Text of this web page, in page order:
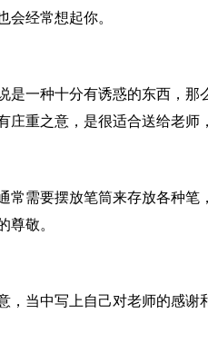
会经常想起你。
是一种十分有诱惑的东西，
庄重之意，是很适合送给老师
常需要摆放笔筒来存放各种
尊敬。
，当中写上自己对老师的感谢